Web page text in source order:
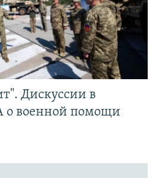
Дискуссии в
о военной помощи